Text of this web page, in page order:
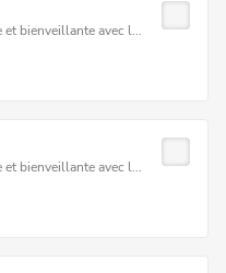
bienveillante avec l...
bienveillante avec l...